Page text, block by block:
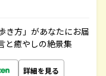
き方」があなたにお届
と癒やしの絶景集
詳細を見る